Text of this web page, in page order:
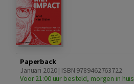
Paperback
Januari 2020 | ISBN 9789462763722
Voor 21:00 uur besteld, morgen in huis